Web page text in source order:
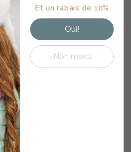
Et un rabais de 10%
Oui!
Non merci
d'entretiens • Offres
exclusives